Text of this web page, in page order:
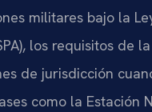
militares bajo la
los requisitos de
de jurisdicción
como la Estación